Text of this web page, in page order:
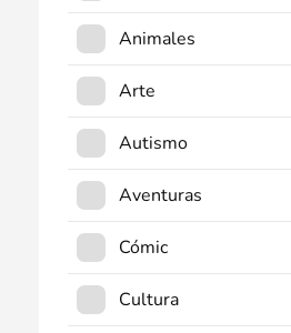
Animales
Arte
Autismo
Aventuras
Cómic
Cultura